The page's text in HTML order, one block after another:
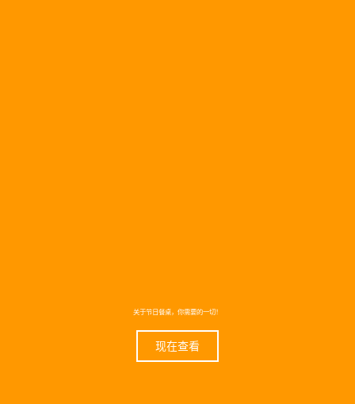
关于节日餐桌，你需要的一切！
现在查看